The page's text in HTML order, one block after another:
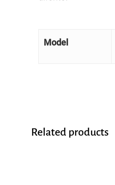
Model
Related products